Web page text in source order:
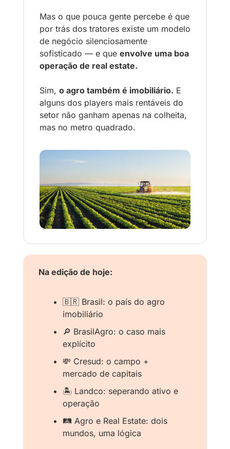
Mas o que pouca gente percebe é que
por trás dos tratores existe um modelo
de negócio silenciosamente
sofisticado — e que envolve uma boa
operação de real estate.
Sim, o agro também é imobiliário. E
alguns dos players mais rentáveis do
setor não ganham apenas na colheita,
mas no metro quadrado.
Na edição de hoje:
🇧🇷 Brasil: o país do agro
imobiliário
🔎 BrasilAgro: o caso mais
explícito
💸 Cresud: o campo +
mercado de capitais
🏝️ Landco: seperando ativo e
operação
🛤️ Agro e Real Estate: dois
mundos, uma lógica